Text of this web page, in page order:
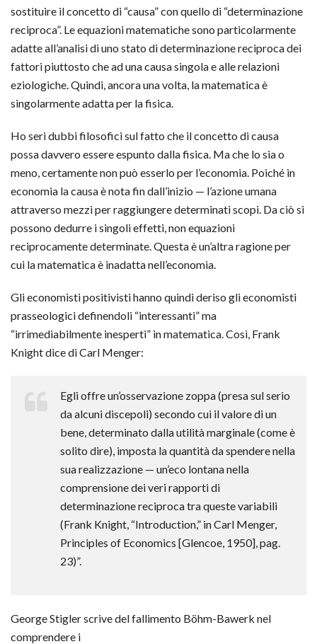
sostituire il concetto di “causa” con quello di “determinazione
reciproca”. Le equazioni matematiche sono particolarmente
adatte all’analisi di uno stato di determinazione reciproca dei
fattori piuttosto che ad una causa singola e alle relazioni
eziologiche. Quindi, ancora una volta, la matematica è
singolarmente adatta per la fisica.
Ho seri dubbi filosofici sul fatto che il concetto di causa
possa davvero essere espunto dalla fisica. Ma che lo sia o
meno, certamente non può esserlo per l’economia. Poiché in
economia la causa è nota fin dall’inizio — l’azione umana
attraverso mezzi per raggiungere determinati scopi. Da ciò si
possono dedurre i singoli effetti, non equazioni
reciprocamente determinate. Questa è un’altra ragione per
cui la matematica è inadatta nell’economia.
Gli economisti positivisti hanno quindi deriso gli economisti
prasseologici definendoli “interessanti” ma
“irrimediabilmente inesperti” in matematica. Così, Frank
Knight dice di Carl Menger:
Egli offre un’osservazione zoppa (presa sul serio
da alcuni discepoli) secondo cui il valore di un
bene, determinato dalla utilità marginale (come è
solito dire), imposta la quantità da spendere nella
sua realizzazione — un’eco lontana nella
comprensione dei veri rapporti di
determinazione reciproca tra queste variabili
(Frank Knight, “Introduction,” in Carl Menger,
Principles of Economics [Glencoe, 1950], pag.
23)”.
George Stigler scrive del fallimento Böhm-Bawerk nel
comprendere i